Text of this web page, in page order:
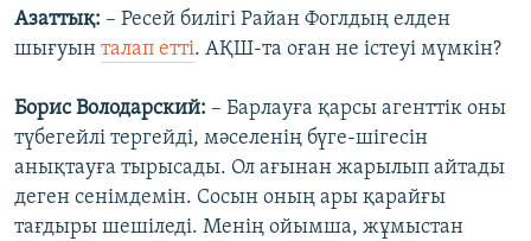
Азаттық: – Ресей билігі Райан Фоглдың елден
шығуын талап етті. АҚШ-та оған не істеуі мүмкін?
Борис Володарский: – Барлауға қарсы агенттік оны
түбегейлі тергейді, мәселенің бүге-шігесін
анықтауға тырысады. Ол ағынан жарылып айтады
деген сенімдемін. Сосын оның ары қарайғы
тағдыры шешіледі. Менің ойымша, жұмыстан